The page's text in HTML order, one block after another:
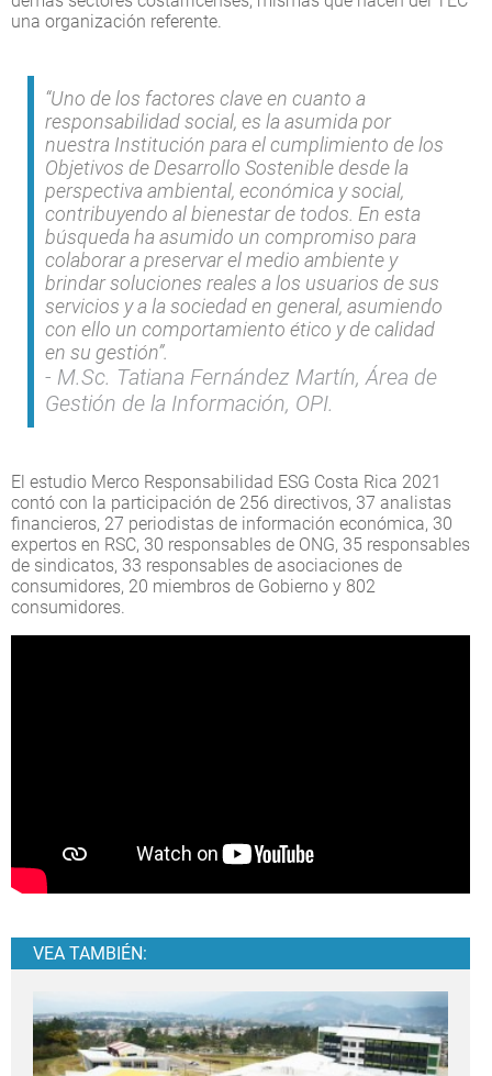
una organización referente.
“Uno de los factores clave en cuanto a
responsabilidad social, es la asumida por
nuestra Institución para el cumplimiento de los
Objetivos de Desarrollo Sostenible desde la
perspectiva ambiental, económica y social,
contribuyendo al bienestar de todos. En esta
búsqueda ha asumido un compromiso para
colaborar a preservar el medio ambiente y
brindar soluciones reales a los usuarios de sus
servicios y a la sociedad en general, asumiendo
con ello un comportamiento ético y de calidad
en su gestión”.
M.Sc. Tatiana Fernández Martín, Área de
Gestión de la Información, OPI.
El estudio Merco Responsabilidad ESG Costa Rica 2021
contó con la participación de 256 directivos, 37 analistas
financieros, 27 periodistas de información económica, 30
expertos en RSC, 30 responsables de ONG, 35 responsables
de sindicatos, 33 responsables de asociaciones de
consumidores, 20 miembros de Gobierno y 802
consumidores.
VEA TAMBIÉN: